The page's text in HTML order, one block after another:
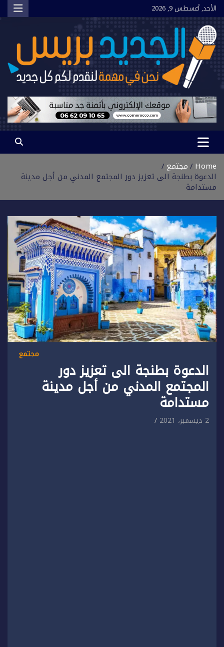
Skip
to
content
الأحد, أغسطس 9, 2026
الجديد بريس
نحن في مهمة لنقدم لكم كل جديد
Home مجتمع
الدعوة بطنجة الى تعزيز دور المجتمع المدني من أجل مدينة
مستدامة
مجتمع
الدعوة بطنجة الى تعزيز دور
المجتمع المدني من أجل مدينة
مستدامة
2 ديسمبر، 2021